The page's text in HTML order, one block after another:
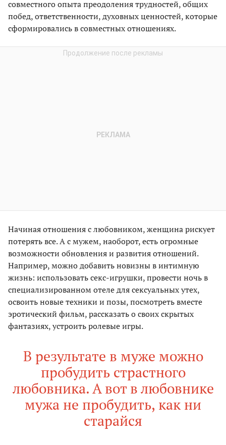
совместного опыта преодоления трудностей, общих
побед, ответственности, ду­ховных ценностей, которые
сформировались в совместных отношениях.
Начиная отношения с любовником, женщина рискует
потерять все. А с мужем, наоборот, есть огромные
возможности обновления и развития отношений.
Например, можно добавить новизны в интимную
жизнь: использовать секс­-игрушки, провести ночь в
специализированном отеле для сексуальных утех,
освоить новые техники и позы, посмотреть вместе
эротический фильм, рассказать о своих скрытых
фантазиях, устроить ролевые игры.
В результате в муже можно
пробудить страстного
любовника. А вот в любовнике
мужа не пробудить, как ни
старайся